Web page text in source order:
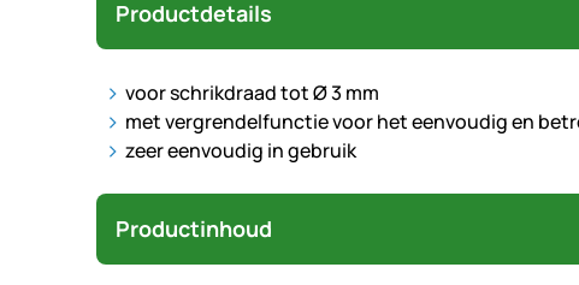
Productdetails
voor schrikdraad tot Ø 3 mm
met vergrendelfunctie voor het eenvoudig en
zeer eenvoudig in gebruik
Productinhoud